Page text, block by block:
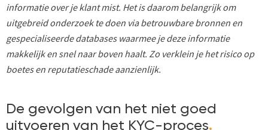
informatie over je klant mist. Het is daarom belangrijk om
uitgebreid onderzoek te doen via betrouwbare bronnen en
gespecialiseerde databases waarmee je deze informatie
makkelijk en snel naar boven haalt. Zo verklein je het risico op
boetes en reputatieschade aanzienlijk.
De gevolgen van het niet goed
uitvoeren van het KYC-proces.